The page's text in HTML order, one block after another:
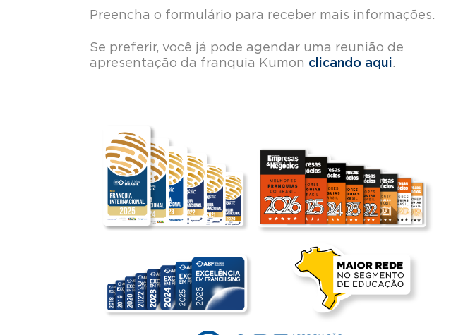
Preencha o formulário para receber mais informações.
Se preferir, você já pode agendar uma reunião de
apresentação da franquia Kumon clicando aqui.